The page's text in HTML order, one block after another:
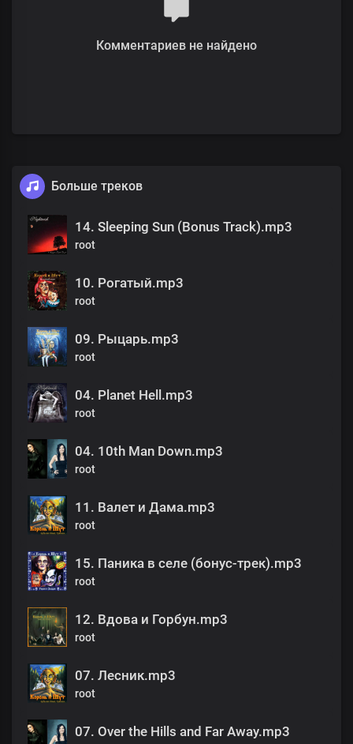
Комментариев не найдено
Больше треков
14. Sleeping Sun (Bonus Track).mp3
root
10. Рогатый.mp3
root
09. Рыцарь.mp3
root
04. Planet Hell.mp3
root
04. 10th Man Down.mp3
root
11. Валет и Дама.mp3
root
15. Паника в селе (бонус-трек).mp3
root
12. Вдова и Горбун.mp3
root
07. Лесник.mp3
root
07. Over the Hills and Far Away.mp3